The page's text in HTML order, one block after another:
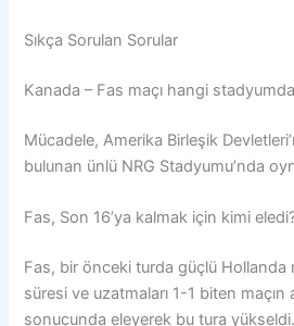
Sıkça Sorulan Sorular
Kanada – Fas maçı hangi
Mücadele, Amerika Birleşik
bulunan ünlü NRG Stadyumu’nda
Fas, Son 16’ya kalmak için kimi
Fas, bir önceki turda güçlü Hollanda
süresi ve uzatmaları 1-1 biten maçın
sonucunda eleyerek bu tura yükseldi.